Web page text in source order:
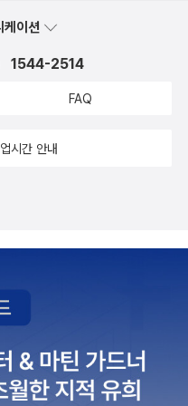
가 울려 퍼지고 물가의 자갈
소리를 냈으나, 물결이 빠르
의 공허한 소리와 단속적인 물
왔다. (1813쪽)아침에 그는
고이름 높은 이 땅에 뿌려진
은 아버지 어머니의 눈물로 넘
고요한 돈강 어이하여 흐린 물
공연하고, 이를 본 다른 예술
로, 음악으로, 다른 공연으로
게 하는 슬픔과 동감을 결코
에게만 곁을 허여한다는 것
르탱 뒤 가르가 필생을 바쳐
이를 때까지 모두 여덟 편, 책
지금은 절판이라 도서관을 이
케이션
1544-2514
FAQ
시간 안내